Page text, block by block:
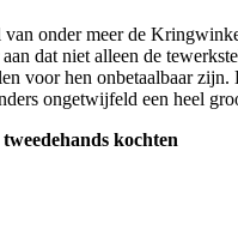
onder meer de
dat niet alleen de
voor hen onbetaalbaar
ongetwijfeld een heel
kochten